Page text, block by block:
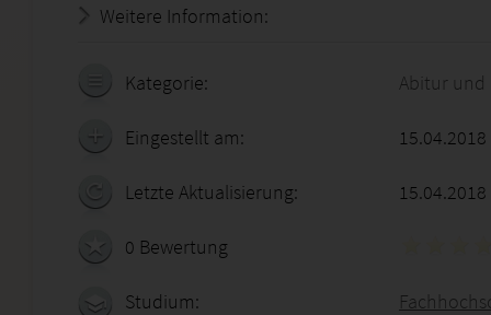
Weitere Information:
Kategorie: Abitur und
Eingestellt am:
Letzte Aktualisierung: 15.04.2018
0 Bewertung
Studium: